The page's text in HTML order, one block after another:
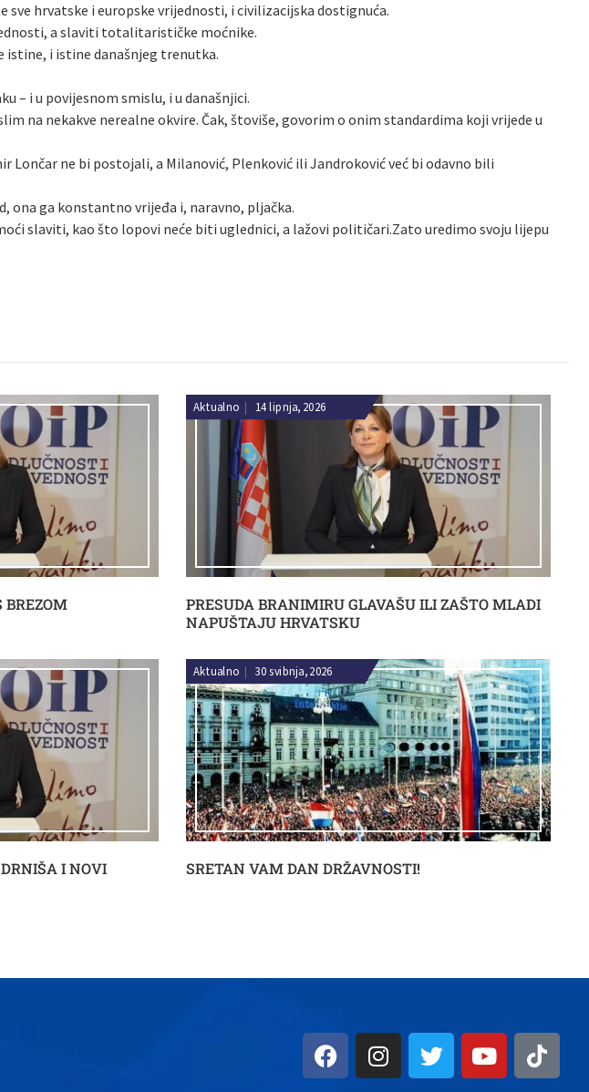
hrvatske i europske vrijednosti, i civilizacijska dostignuća.
a slaviti totalitarističke moćnike.
istine, i istine današnjeg trenutka.
– i u povijesnom smislu, i u današnjici.
na nekakve nerealne okvire. Čak, štoviše, govorim o onim standardima koji vrijede u
Lončar ne bi postojali, a Milanović, Plenković ili Jandroković već bi odavno bili
ona ga konstantno vrijeđa i, naravno, pljačka.
slaviti, kao što lopovi neće biti uglednici, a lažovi političari.Zato uredimo svoju lijepu
BREZOM
PRESUDA BRANIMIRU GLAVAŠU ILI ZAŠTO MLADI
NAPUŠTAJU HRVATSKU
Aktualno 14 lipnja, 2026
I NOVI
SRETAN VAM DAN DRŽAVNOSTI!
Aktualno 30 svibnja, 2026